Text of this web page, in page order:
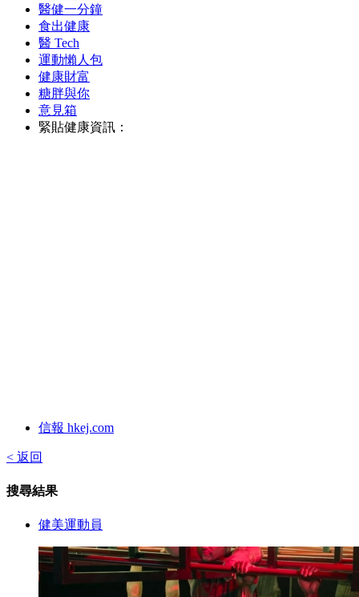
醫健一分鐘
食出健康
醫 Tech
運動懶人包
健康財富
糖胖與你
意見箱
緊貼健康資訊：
信報 hkej.com
< 返回
搜尋結果
健美運動員